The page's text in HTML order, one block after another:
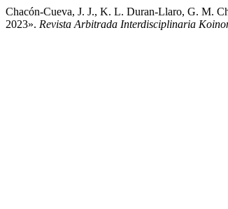
Chacón-Cueva, J. J., K. L. Duran-Llaro, G. M.
2023». Revista Arbitrada Interdisciplinaria